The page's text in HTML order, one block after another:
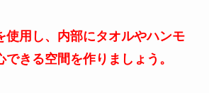
使用し、内部にタオルやハンモ
できる空間を作りましょう。